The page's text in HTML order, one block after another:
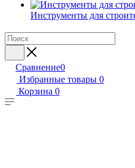
Инструменты для
Сравнение0
Избранные товары 0
Корзина 0